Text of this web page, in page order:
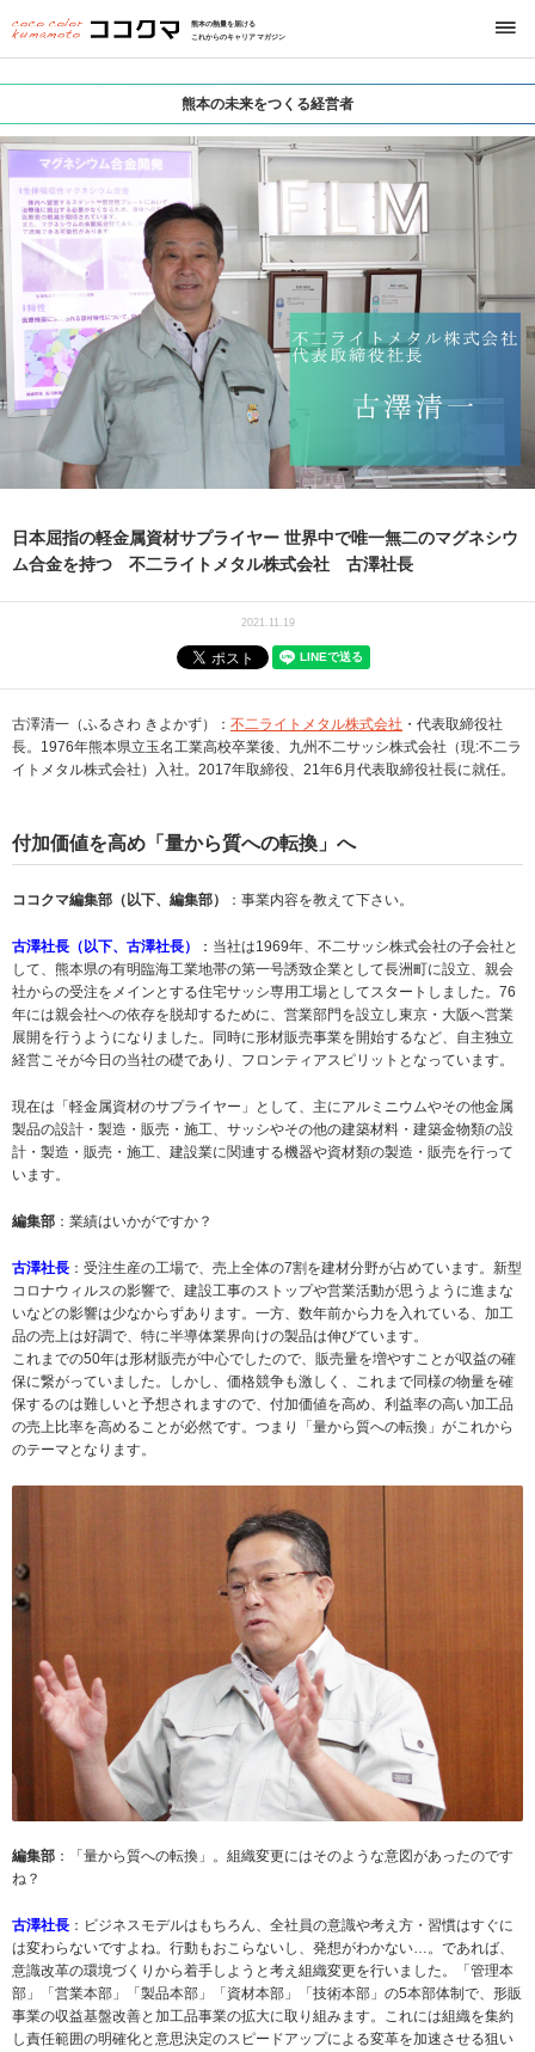
熊本の熱量を届ける
これからのキャリアマガジン
熊本の未来をつくる経営者
日本屈指の軽金属資材サプライヤー 世界中で唯一無二のマグネシウ
ム合金を持つ 不二ライトメタル株式会社 古澤社長
2021.11.19
古澤清一（ふるさわ きよかず）： 不二ライトメタル株式会社 ・代表取締役社
長。1976年熊本県立玉名工業高校卒業後、九州不二サッシ株式会社（現:不二ラ
イトメタル株式会社）入社。2017年取締役、21年6月代表取締役社長に就任。
付加価値を高め「量から質への転換」へ
ココクマ編集部（以下、編集部） ：事業内容を教えて下さい。
古澤社長（以下、古澤社長） ： 当社は1969年、不二サッシ株式会社の子会社と
して、熊本県の有明臨海工業地帯の第一号誘致企業として長洲町に設立、親会
社からの受注をメインとする住宅サッシ専用工場としてスタートしました。76
年には親会社への依存を脱却するために、営業部門を設立し東京・大阪へ営業
展開を行うようになりました。同時に形材販売事業を開始するなど、自主独立
経営こそが今日の当社の礎であり、フロンティアスピリットとなっています。
現在は「軽金属資材のサプライヤー」として、主にアルミニウムやその他金属
製品の設計・製造・販売・施工、サッシやその他の建築材料・建築金物類の設
計・製造・販売・施工、建設業に関連する機器や資材類の製造・販売を行って
います。
編集部 ：業績はいかがですか？
古澤社長 ：受注生産の工場で、売上全体の7割を建材分野が占めています。新型
コロナウィルスの影響で、建設工事のストップや営業活動が思うように進まな
いなどの影響は少なからずあります。一方、数年前から力を入れている、加工
品の売上は好調で、特に半導体業界向けの製品は伸びています。
これまでの50年は形材販売が中心でしたので、販売量を増やすことが収益の確
保に繋がっていました。しかし、価格競争も激しく、これまで同様の物量を確
保するのは難しいと予想されますので、付加価値を高め、利益率の高い加工品
の売上比率を高めることが必然です。つまり「量から質への転換」がこれから
のテーマとなります。
編集部 ：「量から質への転換」。組織変更にはそのような意図があったのです
ね？
古澤社長 ：ビジネスモデルはもちろん、全社員の意識や考え方・習慣はすぐに
は変わらないですよね。行動もおこらないし、発想がわかない…。であれば、
意識改革の環境づくりから着手しようと考え組織変更を行いました。「管理本
部」「営業本部」「製品本部」「資材本部」「技術本部」の5本部体制で、形販
事業の収益基盤改善と加工品事業の拡大に取り組みます。これには組織を集約
し責任範囲の明確化と意思決定のスピードアップによる変革を加速させる狙い